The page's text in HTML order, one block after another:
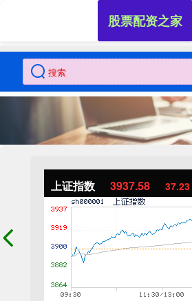
上证指数 3937.58 37.23
股票配资之家